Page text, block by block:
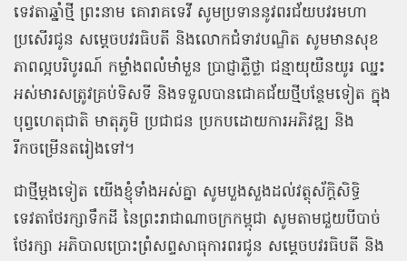
ទេវតាឆ្នាំថ្មី ព្រះនាម គោរាគទេវី សូមប្រទាននូវពរជ័យបវរមហា
ប្រសើរជូន សម្ដេចបវរធិបតី និងលោកជំទាវបណ្ឌិត សូមមានសុខ
ភាពល្អបរិបូរណ៍ កម្លាំងពលំមាំមួន ប្រាជ្ញាភ្លឺថ្លា ជន្មាយុយឺនយូរ ឈ្នះ
អស់មារសត្រូវគ្រប់ទិសទី និងទទួលបានជោគជ័យថ្មីបន្ថែមទៀត ក្នុង
បុព្វហេតុជាតិ មាតុភូមិ ប្រជាជន ប្រកបដោយការអភិវឌ្ឍ និង
រីកចម្រើនតរៀងទៅ។
ជាថ្មីម្ដងទៀត យើងខ្ញុំទាំងអស់គ្នា សូមបួងសួងដល់វត្ថុស័ក្តិសិទ្ធិ
ទេវតាថែរក្សាទឹកដី នៃព្រះរាជាណាចក្រកម្ពុជា សូមតាមជួយបីបាច់
ថែរក្សា អភិបាលប្រោះព្រំសព្ទសាធុការពរជូន សម្ដេចបវរធិបតី និង